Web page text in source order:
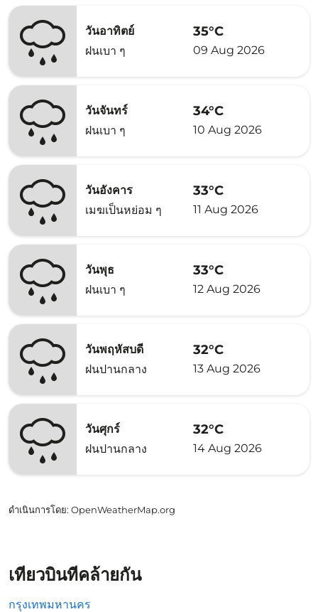
วันอาทิตย์
ฝนเบา ๆ
35°C
09 Aug 2026
วันจันทร์
ฝนเบา ๆ
34°C
10 Aug 2026
วันอังคาร
เมฆเป็นหย่อม ๆ
33°C
11 Aug 2026
วันพุธ
ฝนเบา ๆ
33°C
12 Aug 2026
วันพฤหัสบดี
ฝนปานกลาง
32°C
13 Aug 2026
วันศุกร์
ฝนปานกลาง
32°C
14 Aug 2026
ดำเนินการโดย: OpenWeatherMap.org
เที่ยวบินที่คล้ายกัน
กรุงเทพมหานคร